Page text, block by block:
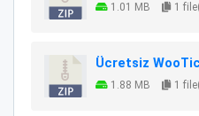
1.01 MB 1
Ücretsiz
1.88 MB 1